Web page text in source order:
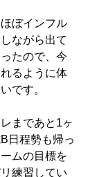
ぼインフル
ながら出て
たので、今
るように体
です。
まであと1ヶ
日程勢も帰っ
ムの目標を
練習してい